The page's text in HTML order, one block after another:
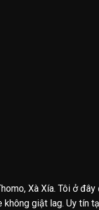
Xà Xía. Tôi ở
giật lag. Uy tín